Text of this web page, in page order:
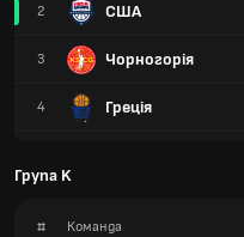
2 США
3 Чорногорія
4 Греція
Група K
# Команда